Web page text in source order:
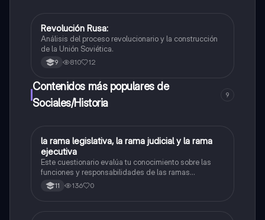
Sociales/Historia
Revolución Rusa:
Análisis del proceso revolucionario y la construcción
de la Unión Soviética.
9 810 12
Contenidos más populares de
Sociales/Historia
9
LSociales/Historia
la rama legislativa, la rama judicial y la rama
ejecutiva
Este cuestionario evalúa tu conocimiento sobre las
funciones y responsabilidades de las ramas
legislativa, judicial y ejecutiva.
11 136 0